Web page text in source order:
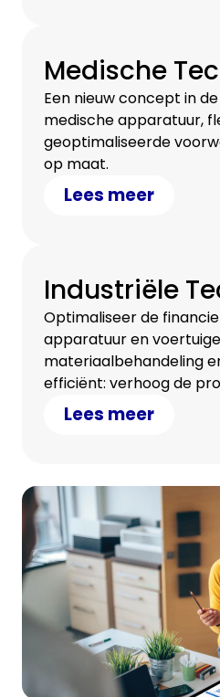
Medische
Een nieuw concept in
medische apparatuur,
geoptimaliseerde
op maat.
Lees meer
Industriële
Optimaliseer de
apparatuur en
materiaalbehandeling
efficiënt: verhoog de
maximaliseer de
totale kosten van uw
Lees meer